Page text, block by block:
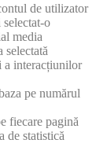
de utilizator
o
media
selectată
a interacțiunilor
pe numărul
fiecare pagină
de statistică